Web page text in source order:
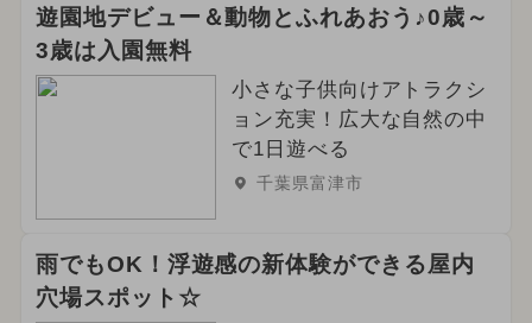
遊園地デビュー＆動物とふれあおう♪0歳～
3歳は入園無料
小さな子供向けアトラクシ
ョン充実！広大な自然の中
で1日遊べる
千葉県富津市
雨でもOK！浮遊感の新体験ができる屋内
穴場スポット☆